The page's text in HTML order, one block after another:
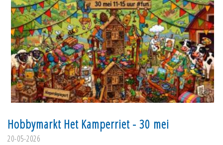
Hobbymarkt Het Kamperriet - 30 mei
20-05-2026